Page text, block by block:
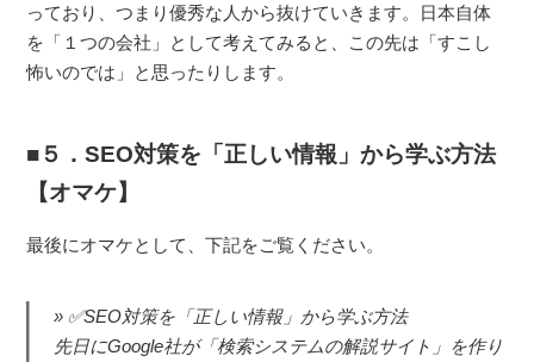
っており、つまり優秀な人から抜けていきます。日本自体
を「１つの会社」として考えてみると、この先は「すこし
怖いのでは」と思ったりします。
５．SEO対策を「正しい情報」から学ぶ方法
【オマケ】
最後にオマケとして、下記をご覧ください。
✅SEO対策を「正しい情報」から学ぶ方法
先日にGoogle社が「検索システムの解説サイト」を作り